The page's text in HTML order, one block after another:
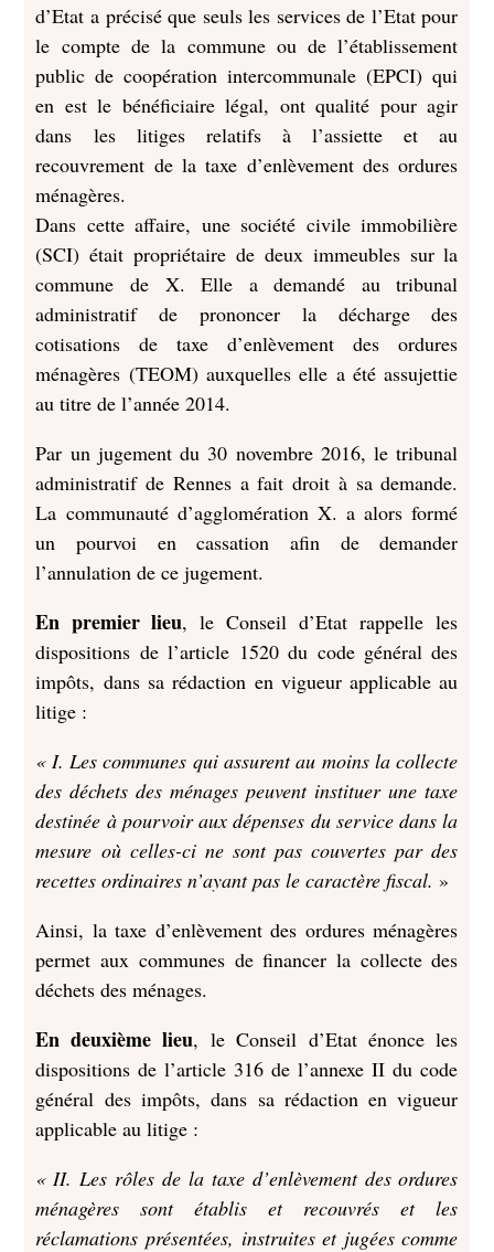
d’Etat a précisé que seuls les services de l’Etat pour
le compte de la commune ou de l’établissement
public de coopération intercommunale (EPCI) qui
en est le bénéficiaire légal, ont qualité pour agir
dans les litiges relatifs à l’assiette et au
recouvrement de la taxe d’enlèvement des ordures
ménagères.
Dans cette affaire, une société civile immobilière
(SCI) était propriétaire de deux immeubles sur la
commune de X. Elle a demandé au tribunal
administratif de prononcer la décharge des
cotisations de taxe d’enlèvement des ordures
ménagères (TEOM) auxquelles elle a été assujettie
au titre de l’année 2014.
Par un jugement du 30 novembre 2016, le tribunal
administratif de Rennes a fait droit à sa demande.
La communauté d’agglomération X. a alors formé
un pourvoi en cassation afin de demander
l’annulation de ce jugement.
En premier lieu, le Conseil d’Etat rappelle les
dispositions de l’article 1520 du code général des
impôts, dans sa rédaction en vigueur applicable au
litige :
« I. Les communes qui assurent au moins la collecte
des déchets des ménages peuvent instituer une taxe
destinée à pourvoir aux dépenses du service dans la
mesure où celles-ci ne sont pas couvertes par des
recettes ordinaires n’ayant pas le caractère fiscal. »
Ainsi, la taxe d’enlèvement des ordures ménagères
permet aux communes de financer la collecte des
déchets des ménages.
En deuxième lieu, le Conseil d’Etat énonce les
dispositions de l’article 316 de l’annexe II du code
général des impôts, dans sa rédaction en vigueur
applicable au litige :
« II. Les rôles de la taxe d’enlèvement des ordures
ménagères sont établis et recouvrés et les
réclamations présentées, instruites et jugées comme